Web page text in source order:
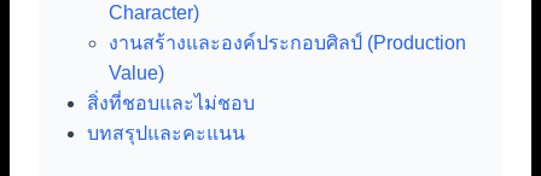
Character)
งานสร้างและองค์ประกอบศิลป์ (Production
Value)
สิ่งที่ชอบและไม่ชอบ
บทสรุปและคะแนน